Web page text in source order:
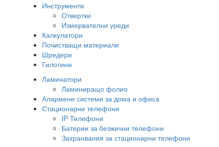
Инструменти
Отвертки
Измервателни уреди
Калкулатори
Почистващи материали
Шредери
Гилотини
Ламинатори
Ламиниращо фолио
Алармени системи за дома и офиса
Стационарни телефони
IP Телефони
Батерии за безжични телефони
Захранвания за стационарни телефони